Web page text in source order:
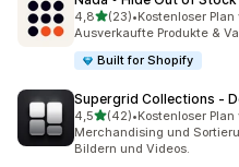
4,8von 5 Sternen
(23)
23 Rezensionen insgesamt
•Kostenloser
Ausverkaufte Produkte &
Built for Shopify
Supergrid Collections ‑
4,5von 5 Sternen
(42)
42 Rezensionen insgesamt
•Kostenloser
Merchandising und
Bildern und Videos.